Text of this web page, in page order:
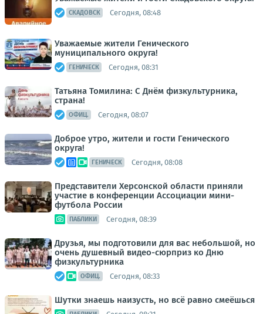
СКАДОВСК Сегодня, 08:48
Уважаемые жители Генического
муниципального округа!
ГЕНИЧЕСК Сегодня, 08:31
Татьяна Томилина: С Днём физкультурника,
страна!
ОФИЦ. Сегодня, 08:07
Доброе утро, жители и гости Генического
округа!
ГЕНИЧЕСК Сегодня, 08:08
Представители Херсонской области приняли
участие в конференции Ассоциации мини-
футбола России
ПАБЛИКИ Сегодня, 08:39
Друзья, мы подготовили для вас небольшой, но
очень душевный видео-сюрприз ко Дню
физкультурника
ОФИЦ. Сегодня, 08:33
Шутки знаешь наизусть, но всё равно смеёшься